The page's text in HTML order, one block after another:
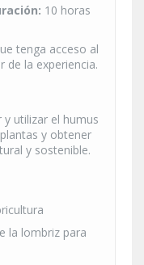
10 horas
tenga acceso al
de la experiencia.
utilizar el humus
y obtener
y sostenible.
la lombriz para